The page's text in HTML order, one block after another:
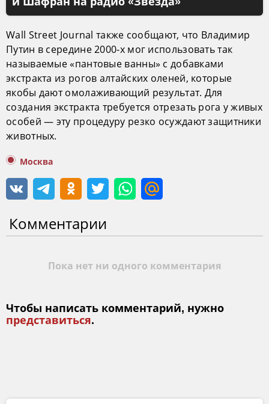
Wall Street Journal также сообщают, что Владимир
Путин в середине 2000-х мог использовать так
называемые «пантовые ванны» с добавками
экстракта из рогов алтайских оленей, которые
якобы дают омолаживающий результат. Для
создания экстракта требуется отрезать рога у живых
особей — эту процедуру резко осуждают защитники
животных.
Москва
Комментарии
Пока нет ни одного комментария
Чтобы написать комментарий, нужно
представиться.